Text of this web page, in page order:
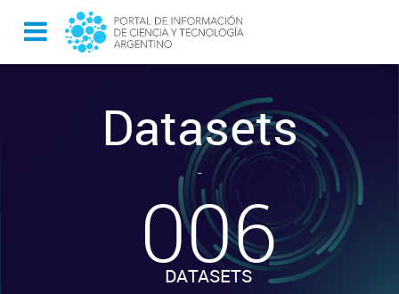
Datasets
-
006
DATASETS